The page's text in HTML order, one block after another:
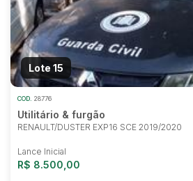
Lote 15
COD. 28776
Utilitário & furgão
RENAULT/DUSTER EXP16 SCE 2019/2020
Lance Inicial
R$ 8.500,00